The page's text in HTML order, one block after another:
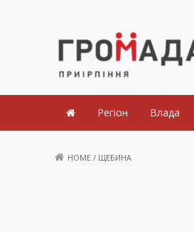
Громада
Регіон Влада
HOME / ЩЕБИНА